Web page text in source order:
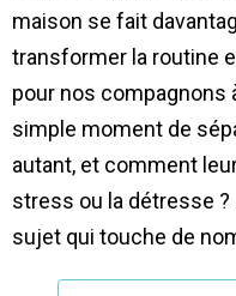
maison se fait
transformer la routine
pour nos compagnons
simple moment de
autant, et comment
stress ou la détresse ?
sujet qui touche de